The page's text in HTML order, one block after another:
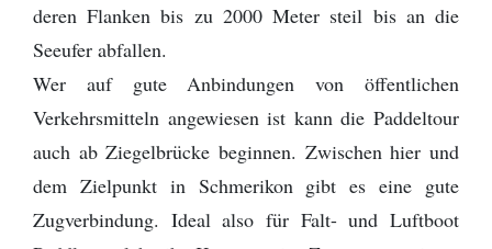
deren Flanken bis zu 2000 Meter steil bis an die
Seeufer abfallen.
Wer auf gute Anbindungen von öffentlichen
Verkehrsmitteln angewiesen ist kann die Paddeltour
auch ab Ziegelbrücke beginnen. Zwischen hier und
dem Zielpunkt in Schmerikon gibt es eine gute
Zugverbindung. Ideal also für Falt- und Luftboot